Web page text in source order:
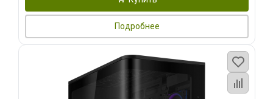
Подробнее